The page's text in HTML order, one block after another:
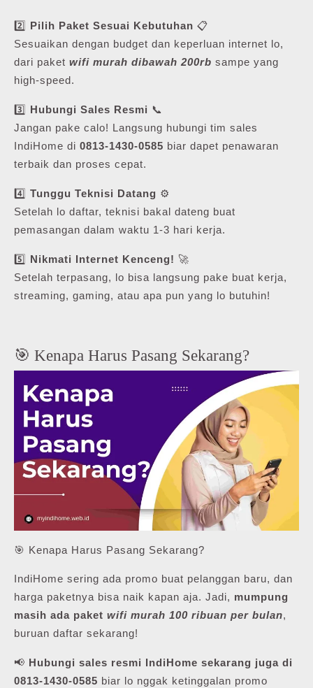
2️⃣ Pilih Paket Sesuai Kebutuhan 📋
Sesuaikan dengan budget dan keperluan internet lo,
dari paket wifi murah dibawah 200rb sampe yang
high-speed.
3️⃣ Hubungi Sales Resmi 📞
Jangan pake calo! Langsung hubungi tim sales
IndiHome di 0813-1430-0585 biar dapet penawaran
terbaik dan proses cepat.
4️⃣ Tunggu Teknisi Datang ⚙️
Setelah lo daftar, teknisi bakal dateng buat
pemasangan dalam waktu 1-3 hari kerja.
5️⃣ Nikmati Internet Kenceng! 🚀
Setelah terpasang, lo bisa langsung pake buat kerja,
streaming, gaming, atau apa pun yang lo butuhin!
🎯 Kenapa Harus Pasang Sekarang?
🎯 Kenapa Harus Pasang Sekarang?
IndiHome sering ada promo buat pelanggan baru, dan
harga paketnya bisa naik kapan aja. Jadi, mumpung
masih ada paket wifi murah 100 ribuan per bulan,
buruan daftar sekarang!
📢 Hubungi sales resmi IndiHome sekarang juga di
0813-1430-0585 biar lo nggak ketinggalan promo